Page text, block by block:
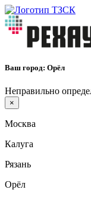
Ваш город: Орёл
Неправильно
×
Москва
Калуга
Рязань
Орёл